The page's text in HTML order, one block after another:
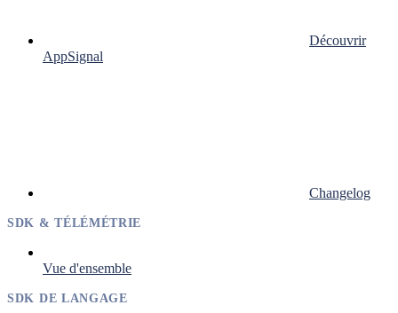
Découvrir
AppSignal
Changelog
SDK & TÉLÉMÉTRIE
Vue d'ensemble
SDK DE LANGAGE